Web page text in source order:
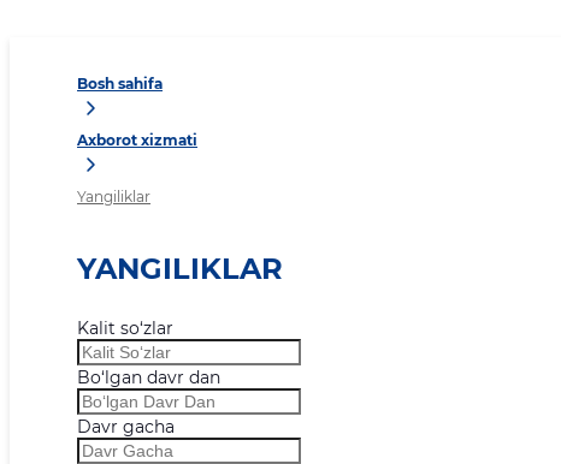
Bosh sahifa
Axborot xizmati
Yangiliklar
YANGILIKLAR
Kalit so‘zlar
Bo‘lgan davr dan
Davr gacha